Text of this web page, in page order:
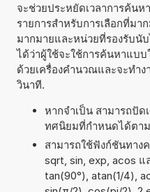
จะช่วยประหยัดเวลาการค้น
รายการสำหรับการเลือกที่ม
มากมายและหน่วยที่รองรับนั
ได้ว่าผู้ใช้จะใช้การค้นหาแบ
ด้วยเครื่องคำนวณและจะทำ
วินาที.
หากจำเป็น สามารถปั
ทศนิยมที่กำหนดได้ตา
สามารถใช้ฟังก์ชันทาง
sqrt, sin, exp, acos แ
tan(90°), atan(1/4),